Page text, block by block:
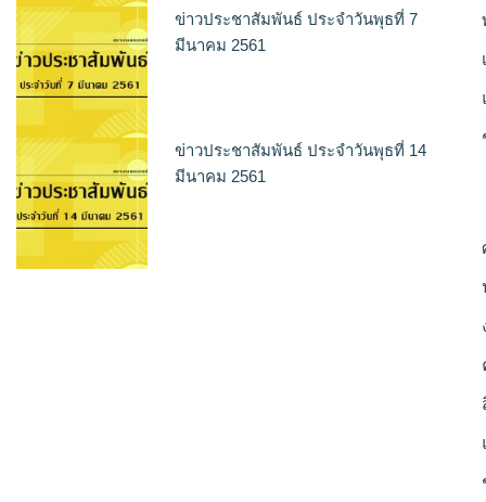
ข่าวประชาสัมพันธ์ ประจำวันพุธที่ 7
มีนาคม 2561
ข่าวประชาสัมพันธ์ ประจำวันพุธที่ 14
มีนาคม 2561